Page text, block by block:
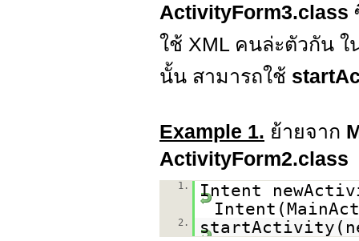
ActivityForm3.class
ใช้ XML คนล่ะตัวกัน
นั้น สามารถใช้
Example 1. ย้ายจาก
ActivityForm2.class
1.
Intent
2.